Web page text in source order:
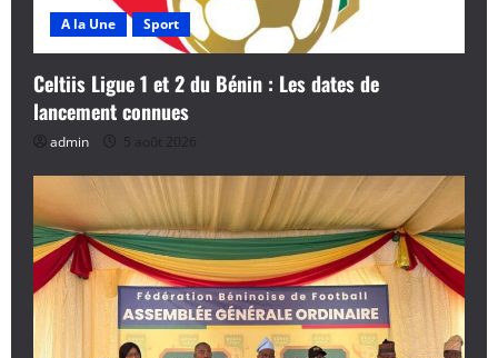
A la Une Sport
Celtiis Ligue 1 et 2 du Bénin : Les dates de
lancement connues
admin 5 août 2026